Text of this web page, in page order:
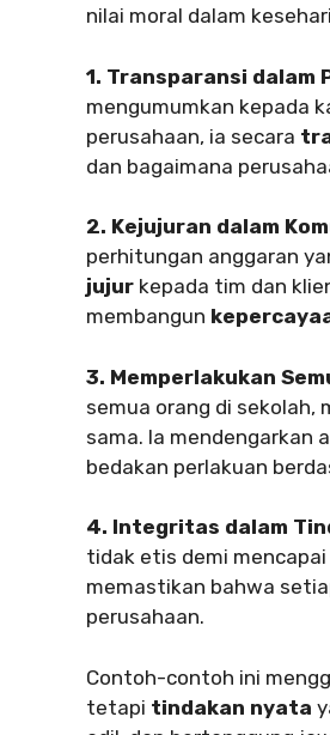
nilai moral dalam
1. Transparansi dalam
mengumumkan kepada
perusahaan, ia secara
dan bagaimana
2. Kejujuran dalam
perhitungan anggaran
jujur kepada tim dan
membangun
3. Memperlakukan
semua orang di sekolah,
sama. Ia mendengarkan
bedakan perlakuan
4. Integritas dalam
tidak etis demi
memastikan bahwa
perusahaan.
Contoh-contoh ini
tetapi tindakan nyata